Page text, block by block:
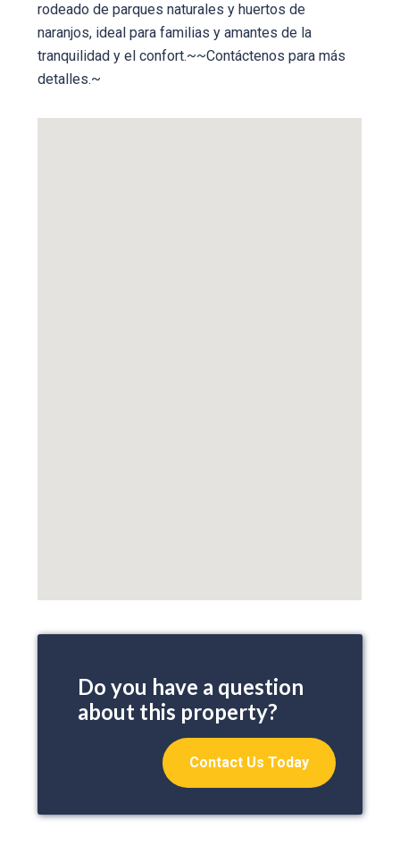
rodeado de parques naturales y huertos de
naranjos, ideal para familias y amantes de la
tranquilidad y el confort.~~Contáctenos para más
detalles.~
Do you have a question
about this property?
Contact Us Today